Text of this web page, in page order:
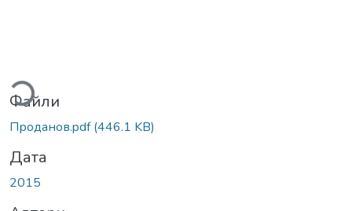
Файли
Проданов.pdf(446.1 KB)
Дата
2015